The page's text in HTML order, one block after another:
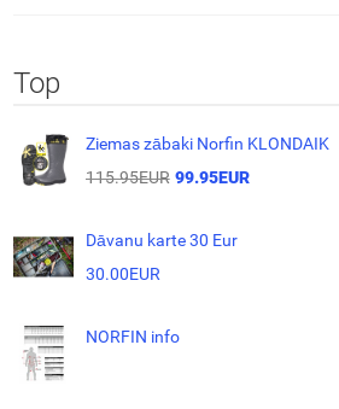
Top
Ziemas zābaki Norfin KLONDAIK
115.95EUR 99.95EUR
Dāvanu karte 30 Eur
30.00EUR
NORFIN info